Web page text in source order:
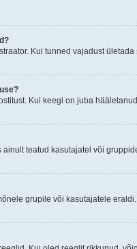
Kui tunned vajadust
Kui keegi on juba
teatud kasutajatel või
grupile või kasutajatele eraldi.